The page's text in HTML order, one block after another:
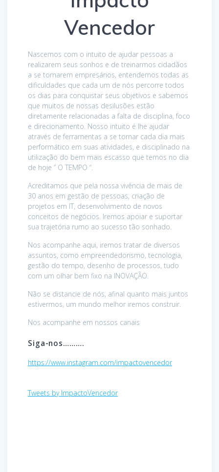
Vencedor
Nascemos com o intuito de ajudar pessoas a
realizarem seus sonhos e de treinarmos cidadãos
a se tornarem empresários, entendemos todas as
dificuldades que cada um de nós percorre todos
os dias para conquistar seus objetivos e sabemos
que muitos de nossas desilusões estão
diretamente relacionadas a falta de disciplina, foco
e direcionamento. Nosso intuito é lhe ajudar
através de ferramentas a se tornar cada dia mais
performático em suas atividades, e disciplinado na
utilização do bem mais escasso que temos no dia
de hoje ” O TEMPO “.
Acreditamos que pela nossa vivência de mais de
30 anos em gestão de pessoas, criação de
projetos em IT, desenvolvimento de novos
conceitos de negócios. Iremos apoiar e suportar
sua trajetória rumo ao sucesso tão sonhado.
Nos acompanhe aqui, iremos tratar de diversos
assuntos, como empreendedorismo, tecnologia,
gestão do tempo, desenho de processos, tudo
com um olhar bem fixo na INOVAÇÃO.
Não se distancie de nós, afinal quanto mais juntos
estivermos, um mundo melhor iremos construir.
Nos acompanhe em nossos canais
Siga-nos……….
https://www.instagram.com/impactovencedor
Tweets by ImpactoVencedor